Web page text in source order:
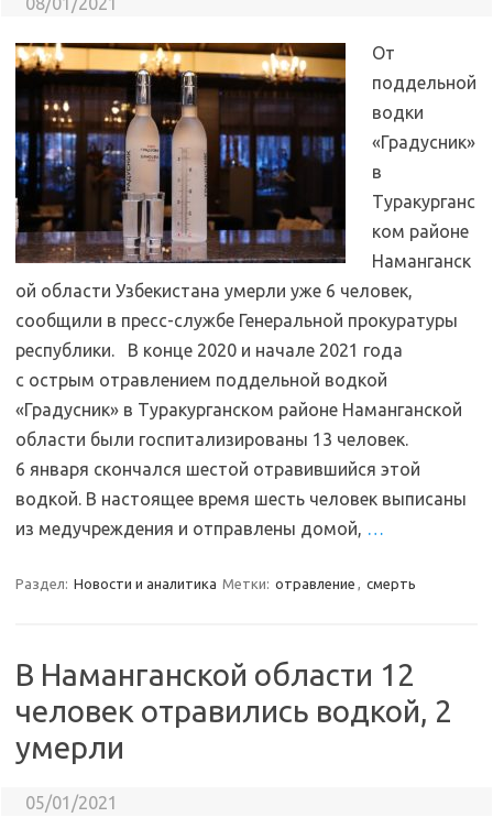
От
поддельной
водки
«Градусник»
в
Туракурганс
ком районе
Наманганск
ой области Узбекистана умерли уже 6 человек,
сообщили в пресс-службе Генеральной прокуратуры
республики. В конце 2020 и начале 2021 года
с острым отравлением поддельной водкой
«Градусник» в Туракурганском районе Наманганской
области были госпитализированы 13 человек.
6 января скончался шестой отравившийся этой
водкой. В настоящее время шесть человек выписаны
из медучреждения и отправлены домой, …
Раздел: Новости и аналитика Метки: отравление , смерть
В Наманганской области 12
человек отравились водкой, 2
умерли
05/01/2021